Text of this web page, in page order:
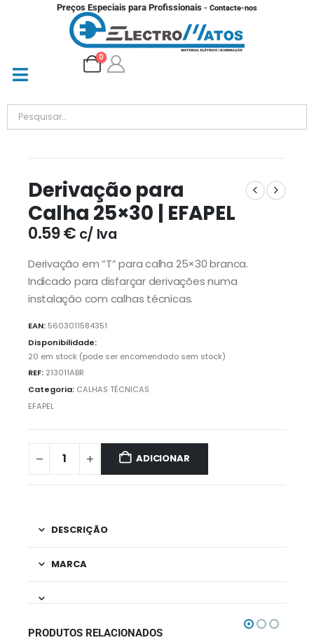
Preços Especiais para Profissionais - Contacte-nos
0
Derivação para
Calha 25×30 | EFAPEL
0.59€ c/ Iva
Derivação em “T” para calha 25×30 branca.
Indicado para disfarçar derivações numa
instalação com calhas técnicas.
EAN: 5603011584351
Disponibilidade:
20 em stock (pode ser encomendado sem stock)
REF: 213011ABR
Categoria: CALHAS TÉCNICAS
EFAPEL
ADICIONAR
DESCRIÇÃO
MARCA
PRODUTOS RELACIONADOS